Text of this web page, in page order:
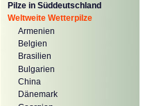
Pilze in Süddeutschland
Weltweite Wetterpilze
Armenien
Belgien
Brasilien
Bulgarien
China
Dänemark